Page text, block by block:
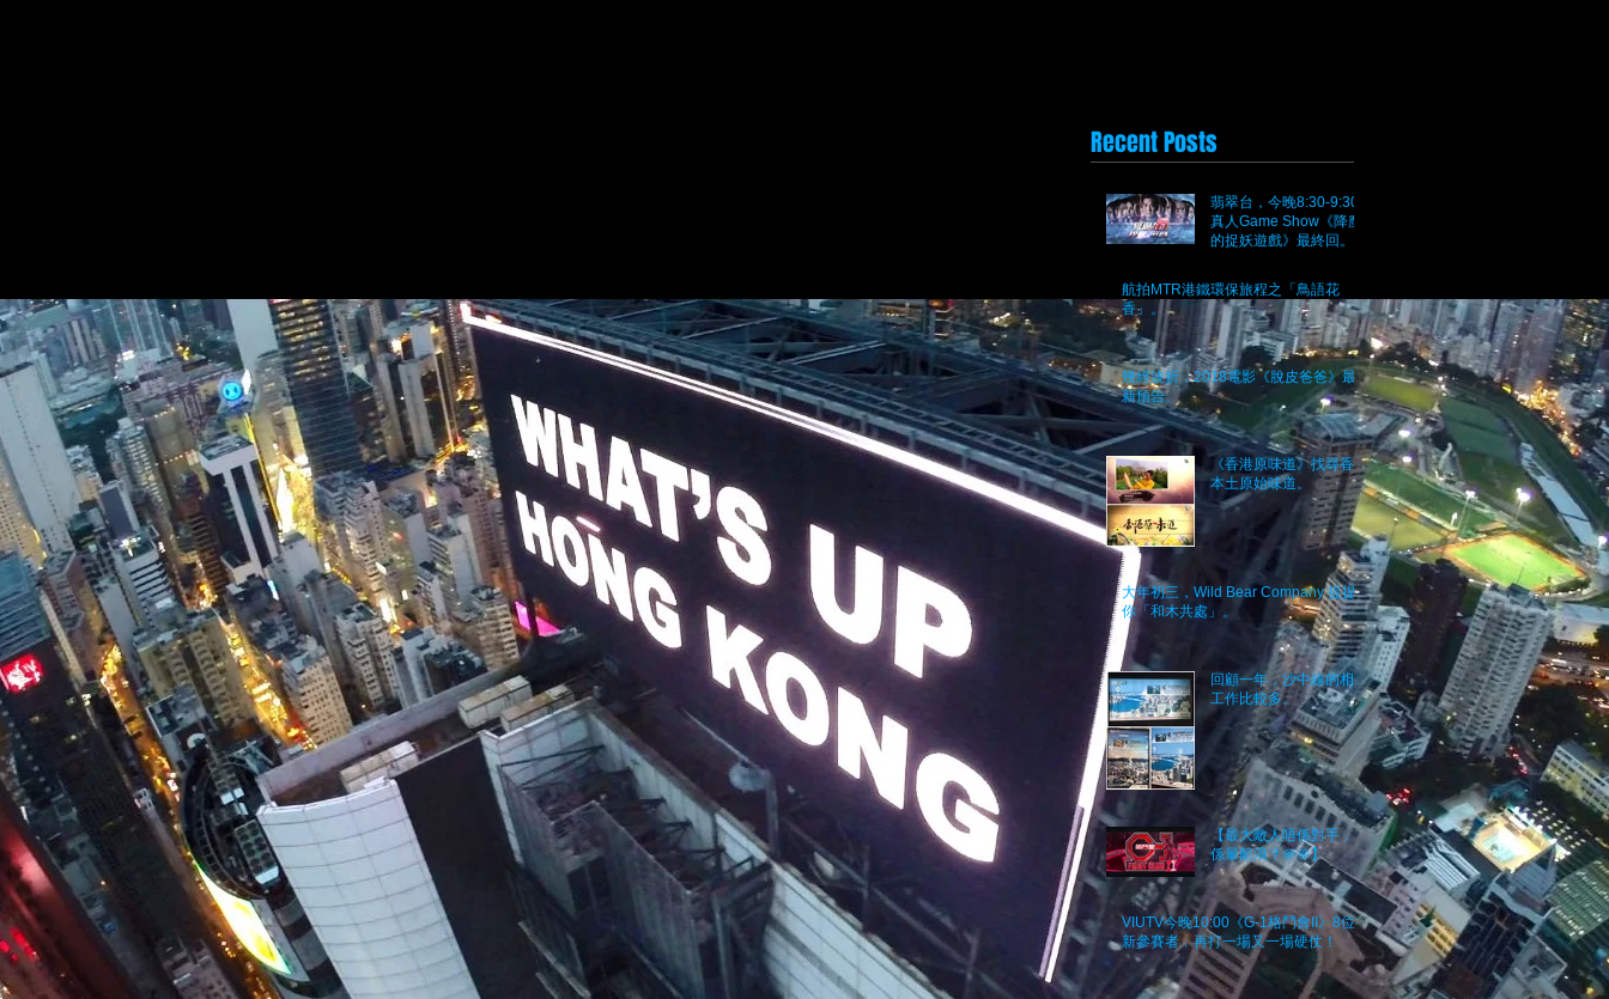
Recent Posts
翡翠台，今晚8:30-9:30
真人Game Show《降魔
的捉妖遊戲》最終回。究
航拍MTR港鐵環保旅程之「鳥語花
香」。
幾經波折，2018電影《脫皮爸爸》最
新預告。
《香港原味道》找尋香港
本土原始味道。
大年初三，Wild Bear Company 提提
你「和木共處」。
回顧一年，沙中線的相關
工作比較多。
【最大敵人唔係對手，而
係暈船浪？＠＠】
VIUTV今晚10:00《G-1格鬥會II》8位
新參賽者﹐再打一場又一場硬仗！